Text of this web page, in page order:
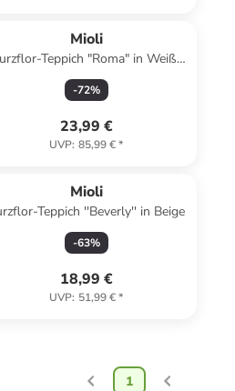
Mioli
Teppich "Roma" in Weiß/
Grau/ Bunt
-72%
23,99 €
UVP: 85,99 €*
Mioli
Teppich ''Beverly'' in Beige
-63%
18,99 €
UVP: 51,99 €*
1